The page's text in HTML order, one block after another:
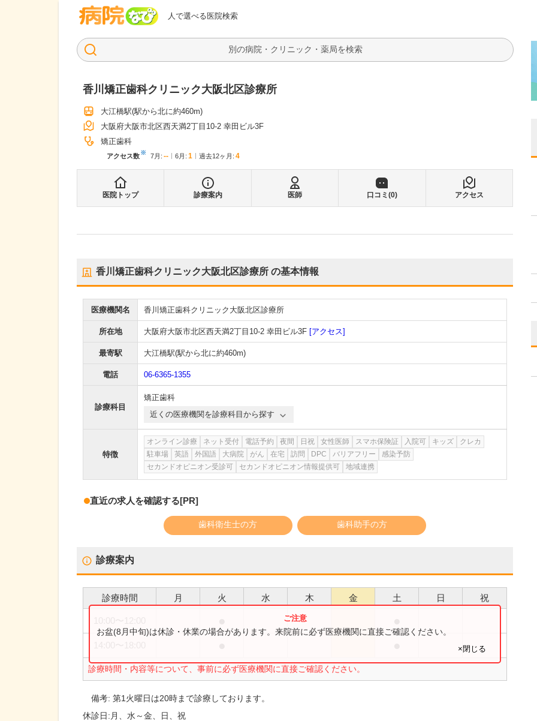
人で選べる医院検索
病院なび
検索
香川矯正歯科クリニック大阪北区診療所
大江橋駅(駅から北に約460m)
大阪府大阪市北区西天満2丁目10-2 幸田ビル3F
矯正歯科
アクセス数※ 7月 : -- 6月 : 1 過去12ヶ月: 4
医院トップ 診療案内 医師 口コミ(0) アクセス
香川矯正歯科クリニック大阪北区診療所 の基本情報
医療機関名 香川矯正歯科クリニック大阪北区診療所
所在地 大阪府大阪市北区西天満2丁目10-2 幸田ビル3F [アクセス]
最寄駅 大江橋駅(駅から北に約460m)
電話 06-6365-1355
診療科目
矯正歯科
近くの医療機関を診療科目から探す
特徴
オンライン診療 ネット受付 電話予約 夜間 日祝 女性医師 スマホ保険証 入院可 キッズ
クレカ
駐車場
英語 外国語 大病院 がん 在宅 訪問 DPC バリアフリー
感染予防
セカンドオピニオン受診可
セカンドオピニオン情報提供可 地域連携
直近の求人を確認する[PR]
歯科衛生士の方 歯科助手の方
診療案内
診療時間 月 火 水 木 金 土 日 祝
診療時間・内容等について、事前に必ず医療機関に直接ご確認ください。
お盆(8月中旬)は休診・休業の場合があります。来院前に必ず医療機関に直接ご確認ください。
×閉じる
備考:第1火曜日は20時まで診療しております。
休診日: 月、水～金、日、祝